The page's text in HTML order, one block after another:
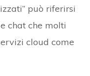
può riferirsi
chat che molti
cloud come